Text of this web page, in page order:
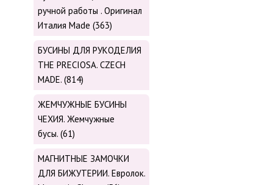
ручной работы . Оригинал
Италия Made (363)
БУСИНЫ ДЛЯ РУКОДЕЛИЯ
THE PRECIOSA. CZECH
MADE. (814)
ЖЕМЧУЖНЫЕ БУСИНЫ
ЧЕХИЯ. Жемчужные
бусы. (61)
МАГНИТНЫЕ ЗАМОЧКИ
ДЛЯ БИЖУТЕРИИ. Евролок.